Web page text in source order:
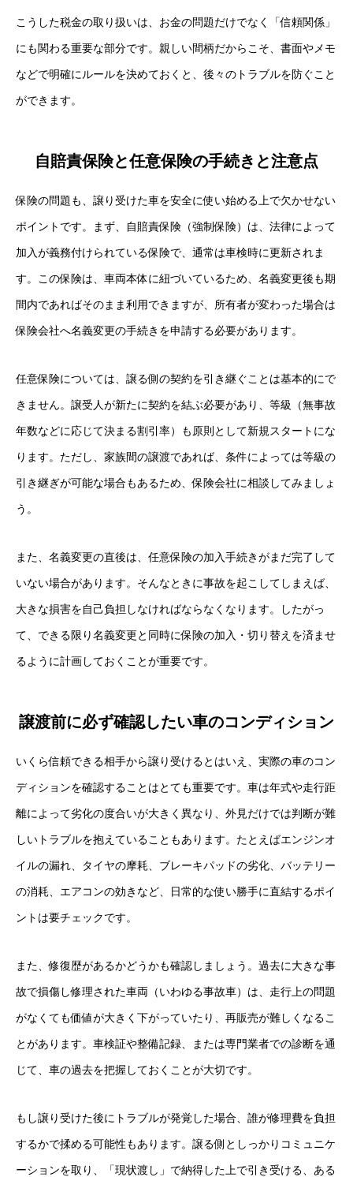
こうした税金の取り扱いは、お金の問題だけでなく「信頼関係」
にも関わる重要な部分です。親しい間柄だからこそ、書面やメモ
などで明確にルールを決めておくと、後々のトラブルを防ぐこと
ができます。
自賠責保険と任意保険の手続きと注意点
保険の問題も、譲り受けた車を安全に使い始める上で欠かせない
ポイントです。まず、自賠責保険（強制保険）は、法律によって
加入が義務付けられている保険で、通常は車検時に更新されま
す。この保険は、車両本体に紐づいているため、名義変更後も期
間内であればそのまま利用できますが、所有者が変わった場合は
保険会社へ名義変更の手続きを申請する必要があります。
任意保険については、譲る側の契約を引き継ぐことは基本的にで
きません。譲受人が新たに契約を結ぶ必要があり、等級（無事故
年数などに応じて決まる割引率）も原則として新規スタートにな
ります。ただし、家族間の譲渡であれば、条件によっては等級の
引き継ぎが可能な場合もあるため、保険会社に相談してみましょ
う。
また、名義変更の直後は、任意保険の加入手続きがまだ完了して
いない場合があります。そんなときに事故を起こしてしまえば、
大きな損害を自己負担しなければならなくなります。したがっ
て、できる限り名義変更と同時に保険の加入・切り替えを済ませ
るように計画しておくことが重要です。
譲渡前に必ず確認したい車のコンディション
いくら信頼できる相手から譲り受けるとはいえ、実際の車のコン
ディションを確認することはとても重要です。車は年式や走行距
離によって劣化の度合いが大きく異なり、外見だけでは判断が難
しいトラブルを抱えていることもあります。たとえばエンジンオ
イルの漏れ、タイヤの摩耗、ブレーキパッドの劣化、バッテリー
の消耗、エアコンの効きなど、日常的な使い勝手に直結するポイ
ントは要チェックです。
また、修復歴があるかどうかも確認しましょう。過去に大きな事
故で損傷し修理された車両（いわゆる事故車）は、走行上の問題
がなくても価値が大きく下がっていたり、再販売が難しくなるこ
とがあります。車検証や整備記録、または専門業者での診断を通
じて、車の過去を把握しておくことが大切です。
もし譲り受けた後にトラブルが発覚した場合、誰が修理費を負担
するかで揉める可能性もあります。譲る側としっかりコミュニケ
ーションを取り、「現状渡し」で納得した上で引き受ける、ある